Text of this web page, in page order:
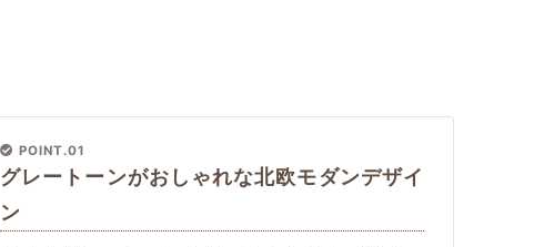
POINT.01
グレートーンがおしゃれな北欧モダンデザイ
ン